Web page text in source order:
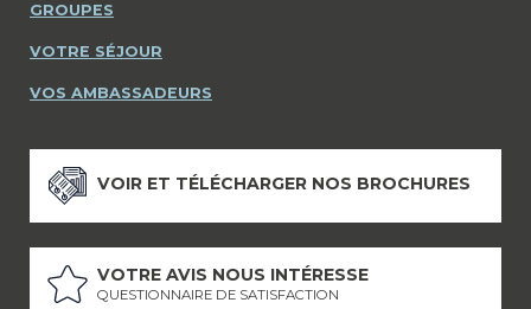
GROUPES
VOTRE SÉJOUR
VOS AMBASSADEURS
VOIR ET TÉLÉCHARGER NOS BROCHURES
VOTRE AVIS NOUS INTÉRESSE
QUESTIONNAIRE DE SATISFACTION